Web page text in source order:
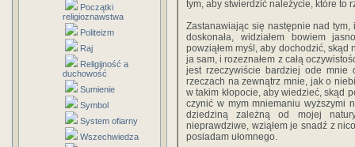
Początki
religioznawstwa
Politeizm
Raj
Religijność a
duchowość
Sumienie
Symbol
System ofiarny
Wszechwiedza
tym, aby stwierdzić należycie, które to
Zastanawiając się następnie nad
doskonała, widziałem bowiem
powziąłem myśl, aby dochodzić, skąd
ja sam, i rozeznałem z całą
jest rzeczywiście bardziej ode mnie
rzeczach na zewnątrz mnie, jak o
w takim kłopocie, aby wiedzieć, skąd
czynić w mym mniemaniu wyższymi
dziedziną zależną od mojej
nieprawdziwe, wziąłem je snadź z
posiadam ułomnego.